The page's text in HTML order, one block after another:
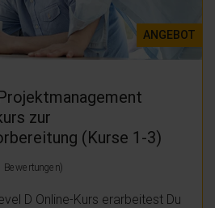
ANGEBOT
zur
(Kurse 1-3)
Bewertungen)
D Online-Kurs erarbeitest Du